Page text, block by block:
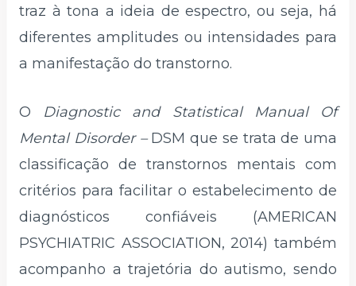
traz à tona a ideia de espectro, ou seja, há
diferentes amplitudes ou intensidades para
a manifestação do transtorno.
O Diagnostic and Statistical Manual Of
Mental Disorder – DSM que se trata de uma
classificação de transtornos mentais com
critérios para facilitar o estabelecimento de
diagnósticos confiáveis (AMERICAN
PSYCHIATRIC ASSOCIATION, 2014) também
acompanho a trajetória do autismo, sendo